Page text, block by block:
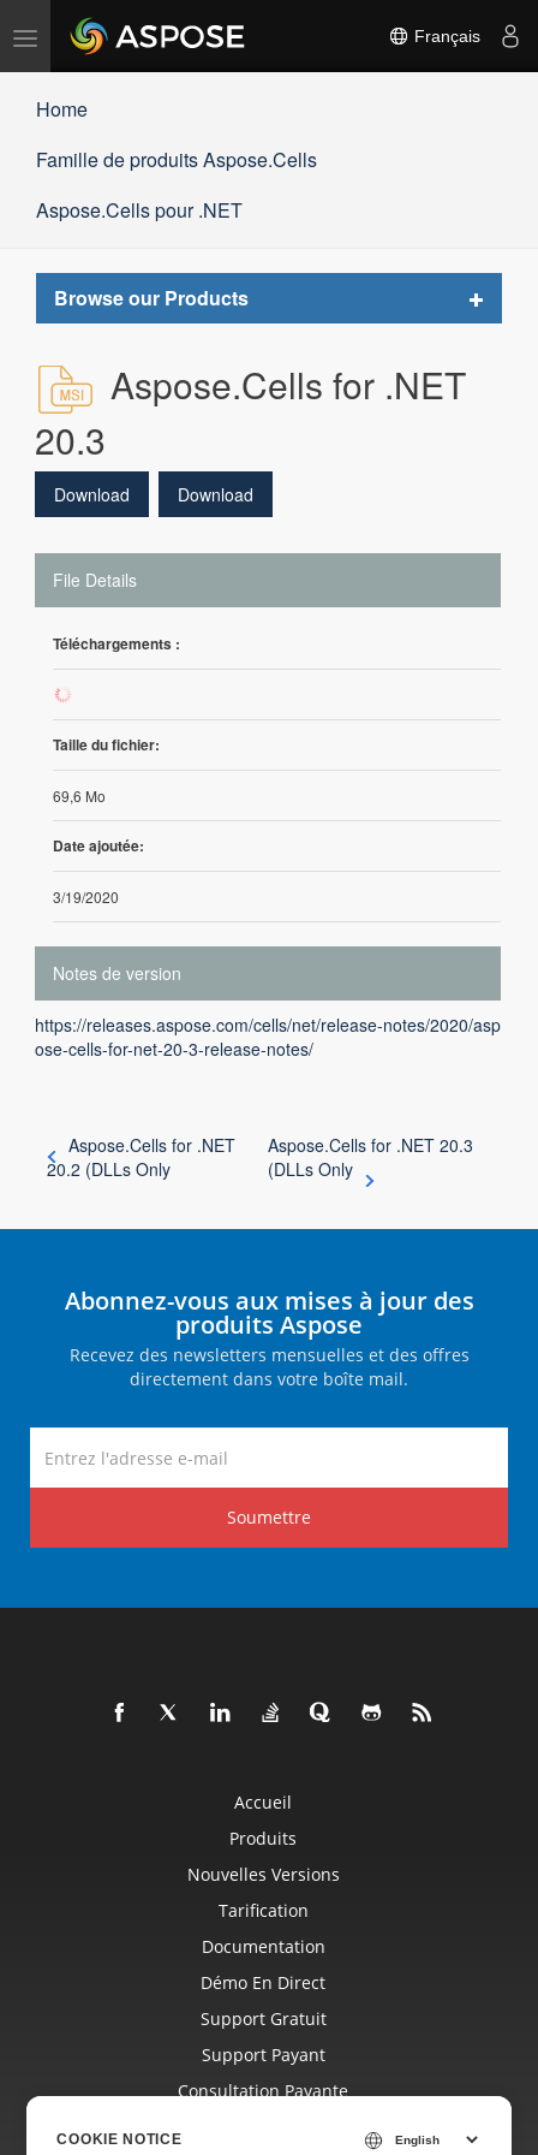
Basculer
Français
Home
Famille de produits Aspose.Cells
Aspose.Cells pour .NET
Browse our Products
Toggle
Aspose.Cells for .NET
20.3
Download Download
File Details
Téléchargements :
38
Taille du fichier:
69,6 Mo
Date ajoutée:
3/19/2020
Notes de version
https://releases.aspose.com/cells/net/release-notes/2020/asp
ose-cells-for-net-20-3-release-notes/
Aspose.Cells for .NET
20.2 (DLLs Only
Aspose.Cells for .NET 20.3
(DLLs Only
Abonnez-vous aux mises à jour des
produits Aspose
Recevez des newsletters mensuelles et des offres
directement dans votre boîte mail.
Soumettre
Accueil
Produits
Nouvelles Versions
Tarification
Documentation
Démo En Direct
Support Gratuit
Support Payant
Consultation Payante
COOKIE NOTICE